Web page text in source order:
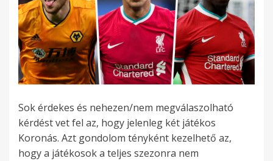
Sok érdekes és nehezen/nem megválaszolható
kérdést vet fel az, hogy jelenleg két játékos
Koronás. Azt gondolom tényként kezelhető az,
hogy a játékosok a teljes szezonra nem